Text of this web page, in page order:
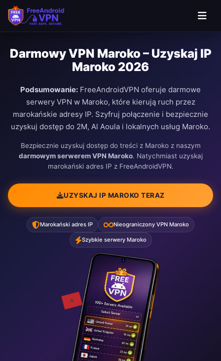
Darmowy VPN Maroko – Uzyskaj IP
Maroko 2026
Podsumowanie: FreeAndroidVPN oferuje darmowe
serwery VPN w Maroko, które kierują ruch przez
marokańskie adresy IP. Szyfruj połączenie i bezpiecznie
uzyskuj dostęp do 2M, Al Aoula i lokalnych usług Maroko.
Bezpiecznie uzyskuj dostęp do treści z Maroko z naszym
darmowym serwerem VPN Maroko. Natychmiast uzyskaj
marokański adres IP z FreeAndroidVPN.
UZYSKAJ IP MAROKO TERAZ
Marokański adres IP Nieograniczony VPN Maroko
Szybkie serwery Maroko